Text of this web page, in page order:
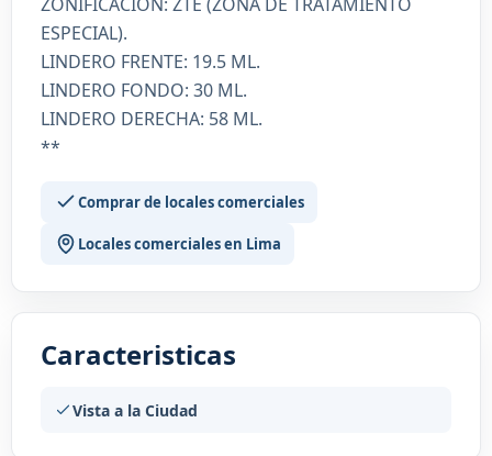
ESPECIAL).
LINDERO FRENTE: 19.5 ML.
LINDERO FONDO: 30 ML.
LINDERO DERECHA: 58 ML.
**
Comprar de locales comerciales
Locales comerciales en Lima
Caracteristicas
Vista a la Ciudad